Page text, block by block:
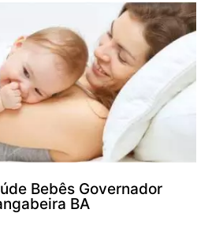
Bebês Governador
BA